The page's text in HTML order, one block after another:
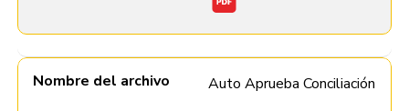
Nombre del archivo Auto Aprueba Conciliación